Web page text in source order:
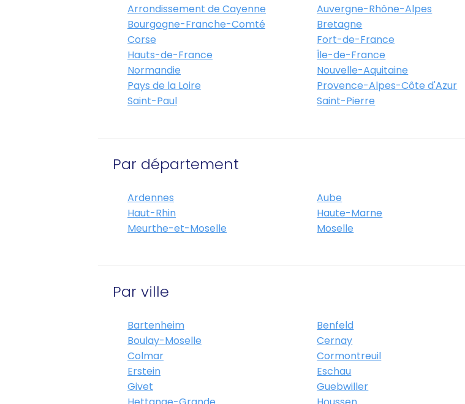
Arrondissement de Cayenne Auvergne-Rhône-Alpes
Bourgogne-Franche-Comté
Bretagne
Corse
Fort-de-France
Hauts-de-France
Île-de-France
Normandie
Nouvelle-Aquitaine
Pays de la Loire
Provence-Alpes-Côte d'Azur
Saint-Paul
Saint-Pierre
Par département
Ardennes Aube
Haut-Rhin
Haute-Marne
Meurthe-et-Moselle
Moselle
Par ville
Bartenheim Benfeld
Boulay-Moselle
Cernay
Colmar
Cormontreuil
Erstein
Eschau
Givet
Guebwiller